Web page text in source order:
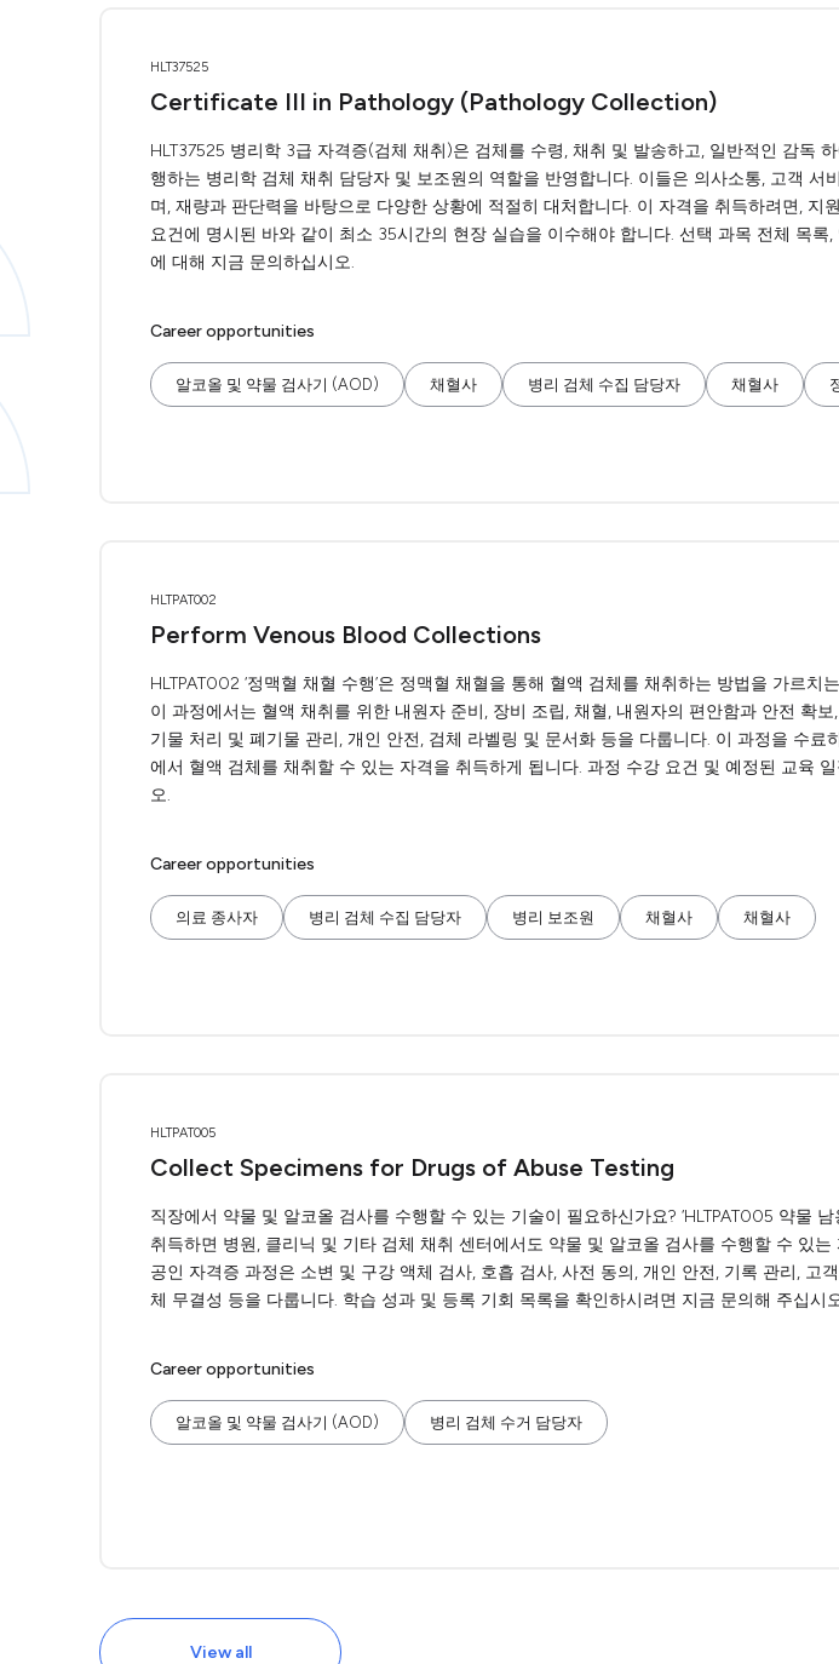
HLT37525
Certificate III in Pathology (Pathology Collection)
HLT37525 병리학 3급 자격증(검체 채취)은 검체를 수령, 채취 및 발송하고, 일반적인 감독
행하는 병리학 검체 채취 담당자 및 보조원의 역할을 반영합니다. 이들은 의사소통, 고객 서
며, 재량과 판단력을 바탕으로 다양한 상황에 적절히 대처합니다. 이 자격을 취득하려면, 지
요건에 명시된 바와 같이 최소 35시간의 현장 실습을 이수해야 합니다. 선택 과목 전체 목록
에 대해 지금 문의하십시오.
Career opportunities
알코올 및 약물 검사기 (AOD) 채혈사 병리 검체 수집 담당자 채혈사
HLTPAT002
Perform Venous Blood Collections
HLTPAT002 ‘정맥혈 채혈 수행’은 정맥혈 채혈을 통해 혈액 검체를 채취하는 방법을 가르치
이 과정에서는 혈액 채취를 위한 내원자 준비, 장비 조립, 채혈, 내원자의 편안함과 안전 확
기물 처리 및 폐기물 관리, 개인 안전, 검체 라벨링 및 문서화 등을 다룹니다. 이 과정을 수료
에서 혈액 검체를 채취할 수 있는 자격을 취득하게 됩니다. 과정 수강 요건 및 예정된 교육
오.
Career opportunities
의료 종사자 병리 검체 수집 담당자 병리 보조원 채혈사 채혈사
HLTPAT005
Collect Specimens for Drugs of Abuse Testing
직장에서 약물 및 알코올 검사를 수행할 수 있는 기술이 필요하신가요? ‘HLTPAT005 약물
취득하면 병원, 클리닉 및 기타 검체 채취 센터에서도 약물 및 알코올 검사를 수행할 수 있
공인 자격증 과정은 소변 및 구강 액체 검사, 호흡 검사, 사전 동의, 개인 안전, 기록 관리, 고
체 무결성 등을 다룹니다. 학습 성과 및 등록 기회 목록을 확인하시려면 지금 문의해 주십시
Career opportunities
알코올 및 약물 검사기 (AOD) 병리 검체 수거 담당자
View all